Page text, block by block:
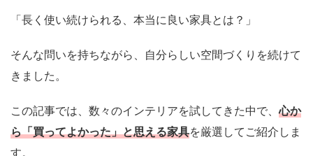
「長く使い続けられる、本当に良い家具とは？」
そんな問いを持ちながら、自分らしい空間づくりを続けて
きました。
この記事では、数々のインテリアを試してきた中で、心か
ら「買ってよかった」と思える家具を厳選してご紹介しま
す。